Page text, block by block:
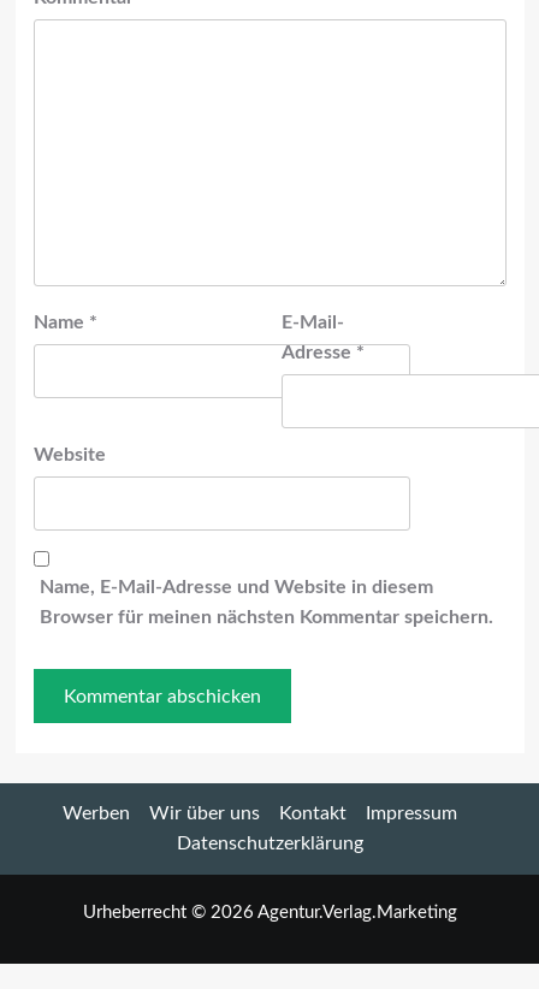
Name *
E-Mail-
Adresse *
Website
Name, E-Mail-Adresse und Website in diesem
Browser für meinen nächsten Kommentar speichern.
Werben Wir über uns Kontakt
Impressum
Datenschutzerklärung
Urheberrecht © 2026 Agentur.Verlag.Marketing